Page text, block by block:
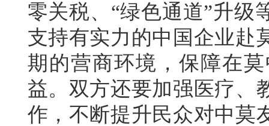
零关税、“绿色通道”升级
支持有实力的中国企业赴
期的营商环境，保障在
益。双方还要加强医疗、
作，不断提升民众对中莫